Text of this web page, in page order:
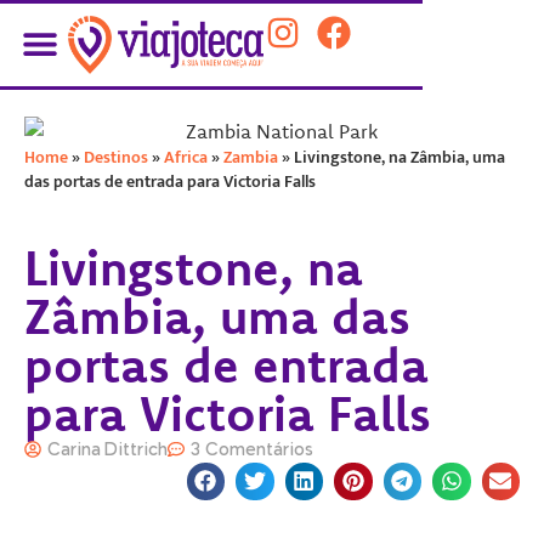
Home»Destinos»Africa»Zambia»Livingstone, na Zâmbia, uma
das portas de entrada para Victoria Falls
Livingstone, na
Zâmbia, uma das
portas de entrada
para Victoria Falls
Carina Dittrich 3 Comentários